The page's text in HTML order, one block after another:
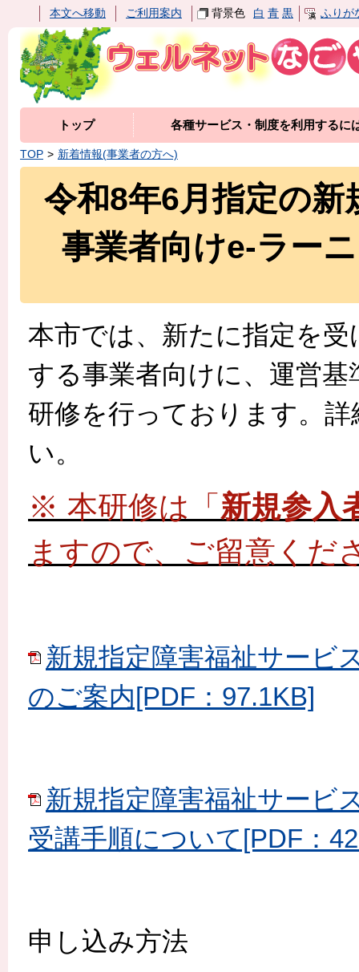
本文へ移動 ご利用案内 背景色 白 青 黒 ふりが
トップ 各種サービス・制度を利用するに
TOP 新着情報(事業者の方へ)
令和8年6月指定の
事業者向けe-ラー
本市では、新たに指定を受
する事業者向けに、運営
研修を行っております。 詳
い。
※ 本研修は「 新規参入
ますので、ご留意くだ
新規指定障害福祉サービ
のご案内[PDF：97.1KB]
新規指定障害福祉サービ
受講手順について[PDF：
申し込み方法